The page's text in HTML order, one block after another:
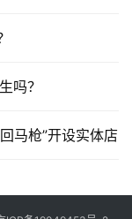
吗？
马枪”开设实体店